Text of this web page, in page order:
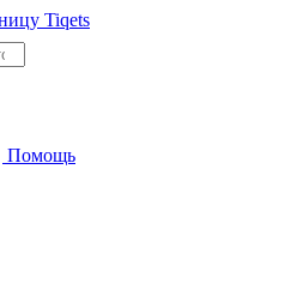
Помощь